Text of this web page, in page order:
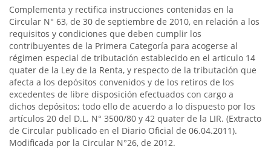
Complementa y rectifica instrucciones contenidas en la
Circular N° 63, de 30 de septiembre de 2010, en relación a los
requisitos y condiciones que deben cumplir los
contribuyentes de la Primera Categoría para acogerse al
régimen especial de tributación establecido en el articulo 14
quater de la Ley de la Renta, y respecto de la tributación que
afecta a los depósitos convenidos y de los retiros de los
excedentes de libre disposición efectuados con cargo a
dichos depósitos; todo ello de acuerdo a lo dispuesto por los
artículos 20 del D.L. N° 3500/80 y 42 quater de la LIR. (Extracto
de Circular publicado en el Diario Oficial de 06.04.2011).
Modificada por la Circular N°26, de 2012.